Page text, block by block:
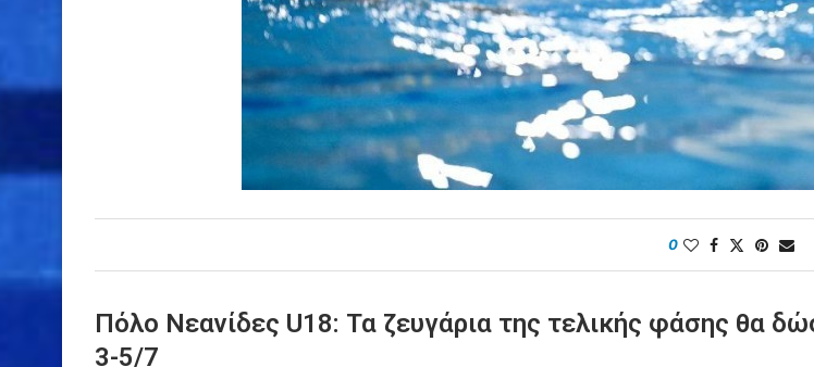
0
Πόλο Νεανίδες U18: Τα ζευγάρια της τελικής φάσης θα
3-5/7